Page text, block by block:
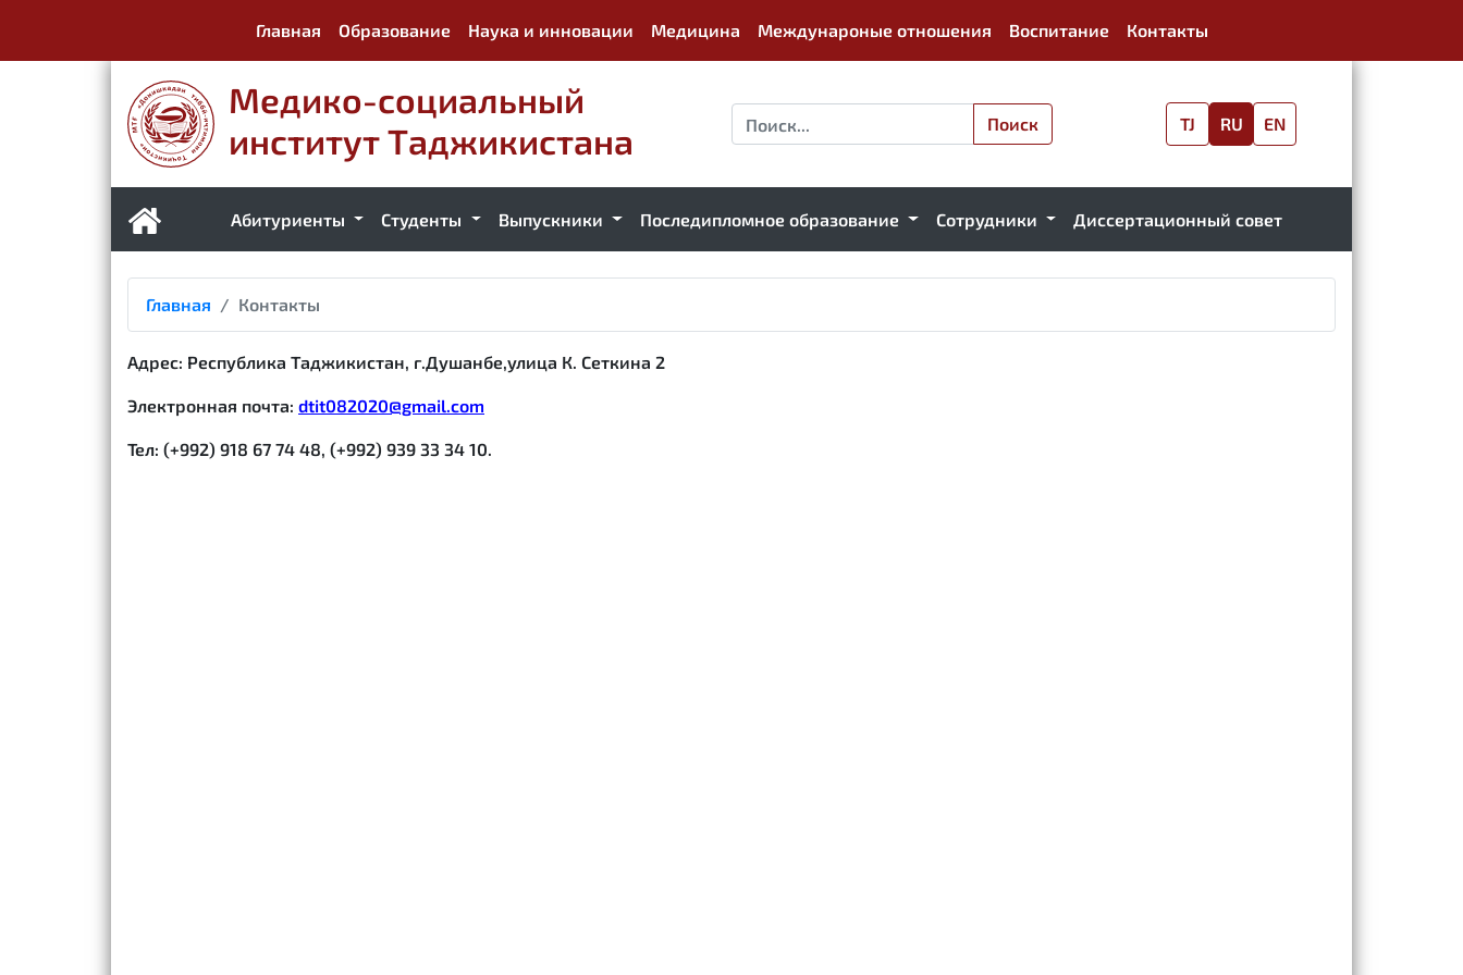
Главная Образование Наука и инновации Медицина Междунароные отношения Воспитание Контакты
Медико-социальный
институт Таджикистана
Поиск TJ RU EN
Абитуриенты Студенты Выпускники Последипломное образование Сотрудники Диссертационный совет
Главная Контакты
Адрес: Республика Таджикистан, г.Душанбе,улица К. Сеткина 2
Электронная почта: dtit082020@gmail.com
Тел: (+992) 918 67 74 48, (+992) 939 33 34 10.